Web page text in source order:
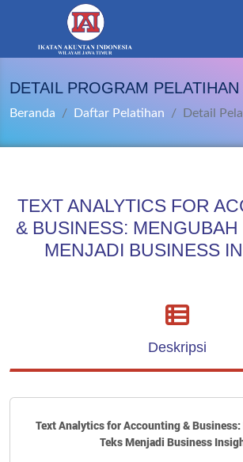
DETAIL PROGRAM PELATIHAN
Beranda Daftar Pelatihan Detail
TEXT ANALYTICS FOR
& BUSINESS: MENGUBAH
MENJADI BUSINESS
Deskripsi
Text Analytics for Accounting & Business:
Teks Menjadi Business